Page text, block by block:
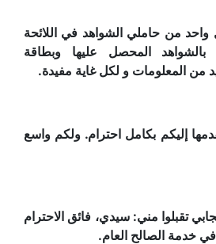
من حاملي الشواهد في اللائحة
بالشواهد المحصل عليها وبطاقة
من المعلومات و لكل غاية مفيدة.
إليكم بكامل احترام. ولكم واسع
تقبلوا مني: سيدي، فائق الاحترام
خدمة الصالح العام.